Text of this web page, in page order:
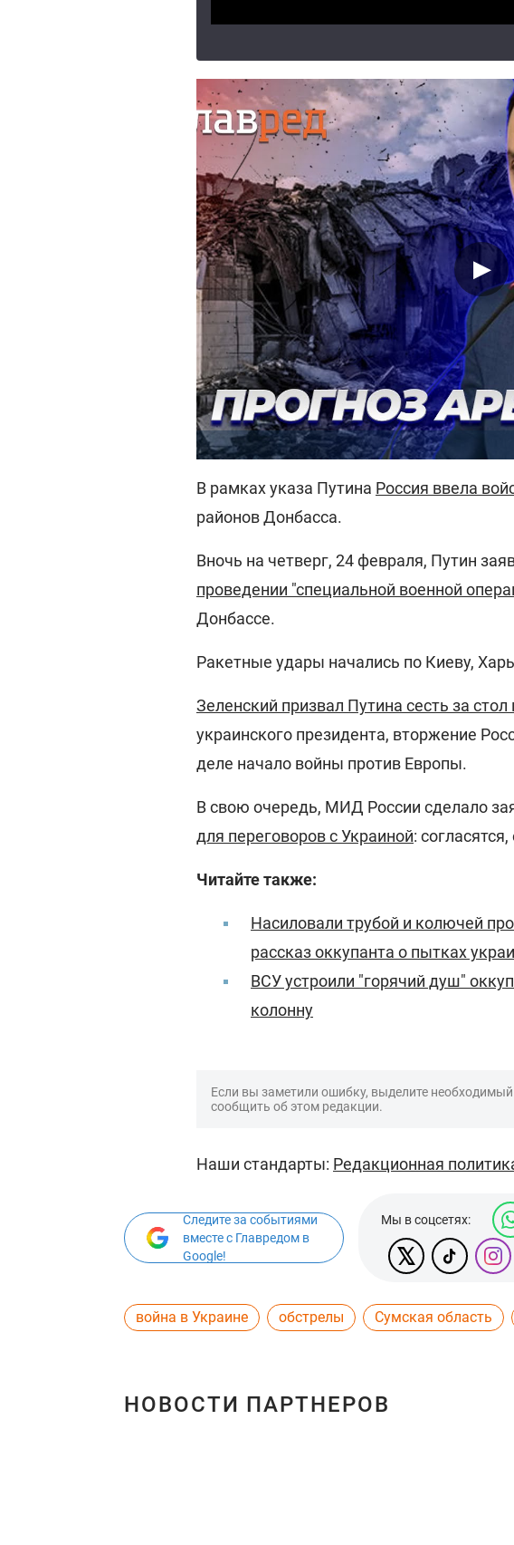
В рамках указа Путина Россия ввела
районов Донбасса.
Вночь на четверг, 24 февраля, Путин
проведении "специальной военной
Донбассе.
Ракетные удары начались по Киеву,
Зеленский призвал Путина сесть за стол
украинского президента, вторжение
деле начало войны против Европы.
В свою очередь, МИД России сделало
для переговоров с Украиной:
Читайте также:
Насиловали трубой и колючей
рассказ оккупанта о пытках
ВСУ устроили "горячий душ"
колонну
Если вы заметили ошибку, выделите
сообщить об этом редакции.
Наши стандарты: Редакционная
Следите за событиями
вместе с Главредом в
Google!
Мы в соцсетях:
война в Украине обстрелы Сумская область
НОВОСТИ ПАРТНЕРОВ